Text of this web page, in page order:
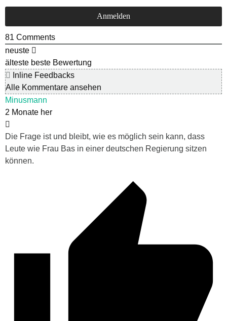
81 Comments
neuste
älteste beste Bewertung
Inline Feedbacks
Alle Kommentare ansehen
Minusmann
2 Monate her
Die Frage ist und bleibt, wie es möglich sein kann, dass
Leute wie Frau Bas in einer deutschen Regierung sitzen
können.